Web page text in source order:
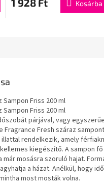
1 928 Ft Kosárba
Friss 200 ml
Friss 200 ml
párjával, vagy
Fresh száraz
rendelkezik, amely
kiegészítő. A sampon
mosásra szoruló hajat.
a házat. Anélkül, hogy
most mosták volna.